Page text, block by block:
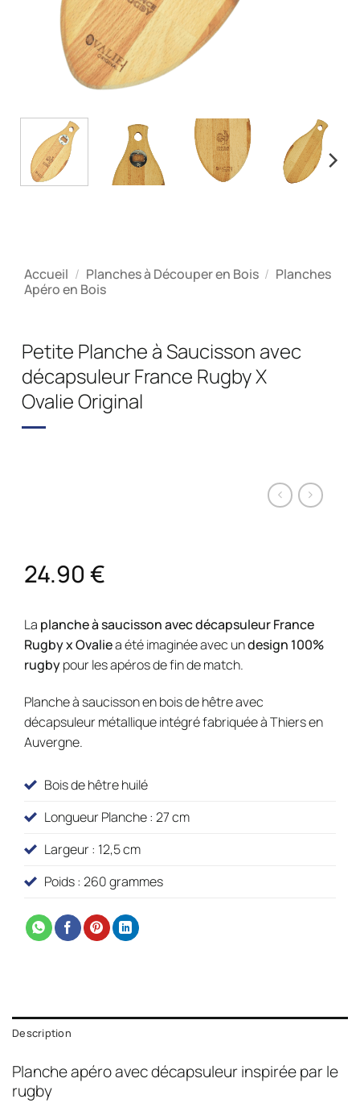
Accueil / Planches à Découper en Bois / Planches
Apéro en Bois
Petite Planche à Saucisson avec
décapsuleur France Rugby X
Ovalie Original
24.90 €
La planche à saucisson avec décapsuleur France
Rugby x Ovaliea été imaginée avec undesign 100%
rugbypour les apéros de fin de match.
Planche à saucisson en bois de hêtre avec
décapsuleur métallique intégré fabriquée à Thiers en
Auvergne.
Bois de hêtre huilé
Longueur Planche : 27 cm
Largeur : 12,5 cm
Poids : 260 grammes
Description
Planche apéro avec décapsuleur inspirée par le
rugby